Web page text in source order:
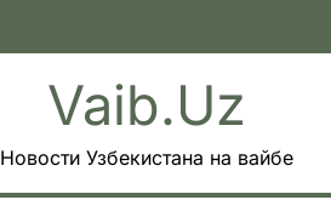
Vaib.uz
Новости Узбекистана на вайбе